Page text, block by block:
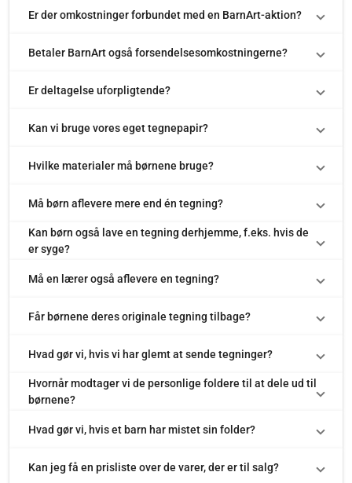
Er der omkostninger forbundet med en BarnArt-aktion?
Betaler BarnArt også forsendelsesomkostningerne?
Er deltagelse uforpligtende?
Kan vi bruge vores eget tegnepapir?
Hvilke materialer må børnene bruge?
Må børn aflevere mere end én tegning?
Kan børn også lave en tegning derhjemme, f.eks. hvis de
er syge?
Må en lærer også aflevere en tegning?
Får børnene deres originale tegning tilbage?
Hvad gør vi, hvis vi har glemt at sende tegninger?
Hvornår modtager vi de personlige foldere til at dele ud til
børnene?
Hvad gør vi, hvis et barn har mistet sin folder?
Kan jeg få en prisliste over de varer, der er til salg?